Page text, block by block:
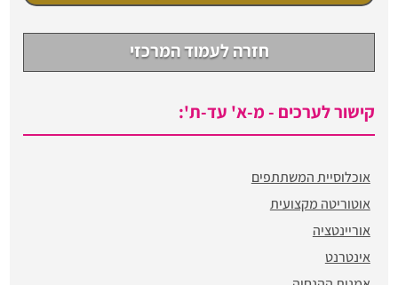
חזרה לעמוד המרכזי
קישור לערכים - מ-א' עד-ת':
אוכלוסיית המשתתפים
אוטוריטה מקצועית
אוריינטציה
אינטרנט